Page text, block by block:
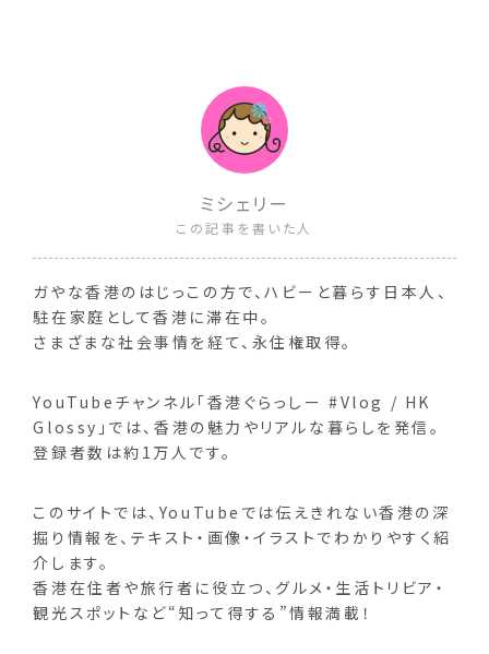
ミシェリー
この記事を書いた人
ガやな香港のはじっこの方で、ハビーと暮らす日本人、
駐在家庭として香港に滞在中。
さまざまな社会事情を経て、永住権取得。
YouTubeチャンネル「香港ぐらっしー #Vlog / HK
Glossy」では、香港の魅力やリアルな暮らしを発信。
登録者数は約1万人です。
このサイトでは、YouTubeでは伝えきれない香港の深
掘り情報を、テキスト・画像・イラストでわかりやすく紹
介します。
香港在住者や旅行者に役立つ、グルメ・生活トリビア・
観光スポットなど“知って得する”情報満載！